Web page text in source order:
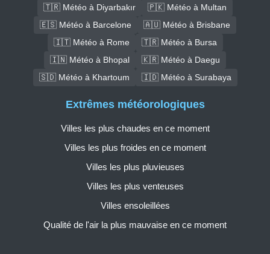
🇹🇷 Météo à Diyarbakır
🇵🇰 Météo à Multan
🇪🇸 Météo à Barcelone
🇦🇺 Météo à Brisbane
🇮🇹 Météo à Rome
🇹🇷 Météo à Bursa
🇮🇳 Météo à Bhopal
🇰🇷 Météo à Daegu
🇸🇩 Météo à Khartoum
🇮🇩 Météo à Surabaya
Extrêmes météorologiques
Villes les plus chaudes en ce moment
Villes les plus froides en ce moment
Villes les plus pluvieuses
Villes les plus venteuses
Villes ensoleillées
Qualité de l'air la plus mauvaise en ce moment